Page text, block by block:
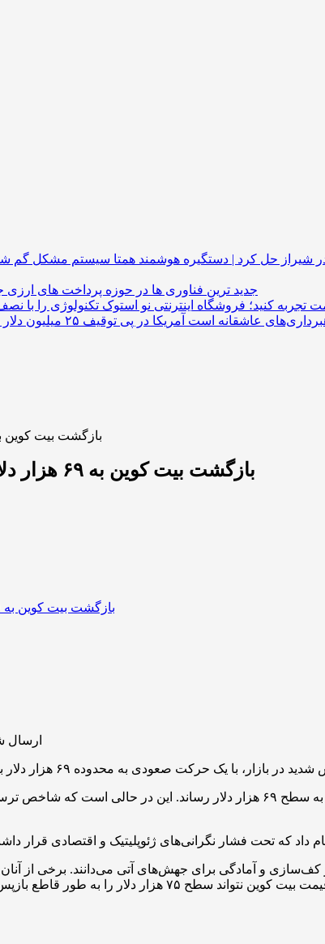
شیراز حل کرد | دستگیره هوشمند
جدید ترین فناوری ها در حوزه پرداخت های ارزی
تجربه کنید؛ فروشگاه اینترنتی نو استوک
بازگشت بیت کوین به ۶۹ هزار دلار در میانه ترس شدید
بازگشت بیت کوین به ۶۹ هزار دلار در میانه ترس شدید سرمایه‌گذاران
ارسال